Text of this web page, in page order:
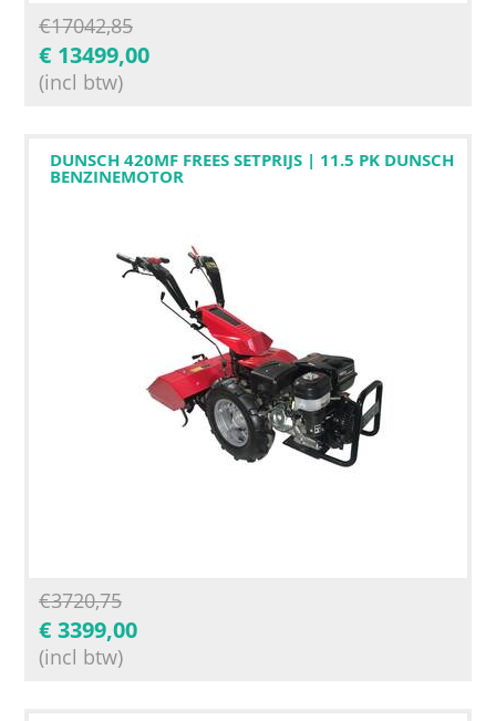
€17042,85
€ 13499,00
(incl btw)
DUNSCH 420MF FREES SETPRIJS | 11.5 PK DUNSCH
BENZINEMOTOR
€3720,75
€ 3399,00
(incl btw)